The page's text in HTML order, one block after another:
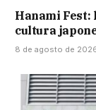
Hanami Fest:
cultura
8 de agosto de